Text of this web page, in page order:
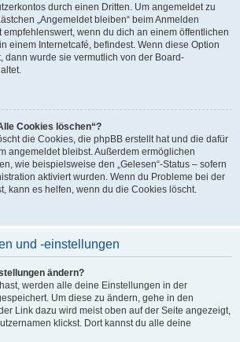
durch einen Dritten. Um angemeldet zu
„Angemeldet bleiben“ beim Anmelden
wenn du dich an einem öffentlichen
einem Internetcafé, befindest. Wenn diese Option
dann wurde sie vermutlich von der Board-
Cookies löschen“?
die Cookies, die phpBB erstellt hat und die dafür
angemeldet bleibst. Außerdem ermöglichen
wie beispielsweise den „Gelesen“-Status – sofern
aktiviert wurden. Wenn du Probleme bei der
kann es helfen, wenn du die Cookies löscht.
und -einstellungen
ändern?
werden alle deine Einstellungen in der
Um diese zu ändern, gehe in den
Link dazu wird meist oben auf der Seite angezeigt,
klickst. Dort kannst du alle deine